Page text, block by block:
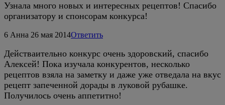
Узнала много новых и интересных рецептов! Спасибо
организатору и спонсорам конкурса!
6 Анна 26 мая 2014Ответить
Действаительно конкурс очень здоровский, спасибо
Алексей! Пока изучала конкурентов, несколько
рецептов взяла на заметку и даже уже отведала на вкус
рецепт запеченной дорады в луковой рубашке.
Получилось очень аппетитно!